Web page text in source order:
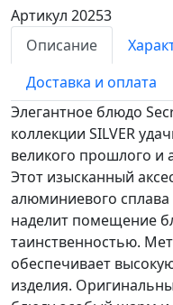
Артикул 20253
Описание
Доставка и оплата
Элегантное блюдо
коллекции SILVER
великого прошлого и
Этот изысканный
алюминиевого сплава
наделит помещение
таинственностью.
обеспечивает
изделия.